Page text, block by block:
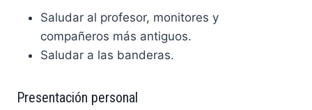
Saludar al profesor, monitores y
compañeros más antiguos.
Saludar a las banderas.
Presentación personal